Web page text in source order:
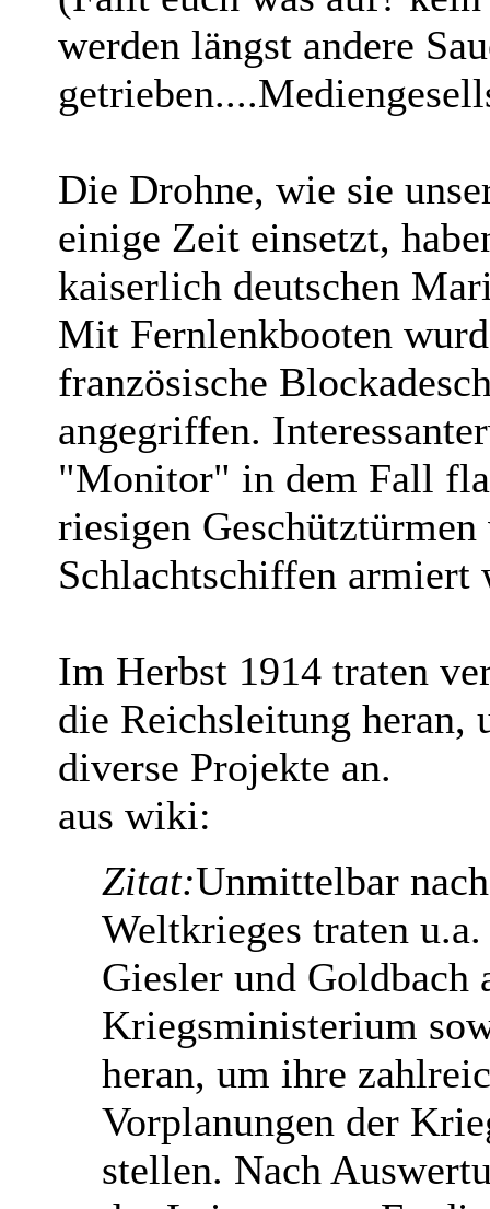
werden längst andere
Die Drohne, wie sie
einige Zeit einsetzt,
kaiserlich deutschen
Mit Fernlenkbooten
französische
angegriffen.
"Monitor" in dem Fall
riesigen
Schlachtschiffen armiert
Im Herbst 1914 traten
die Reichsleitung heran,
diverse Projekte an.
aus wiki:
Zitat:Unmittelbar
Weltkrieges traten
Giesler und Goldbach
Kriegsministerium
heran, um ihre
Vorplanungen der
stellen. Nach